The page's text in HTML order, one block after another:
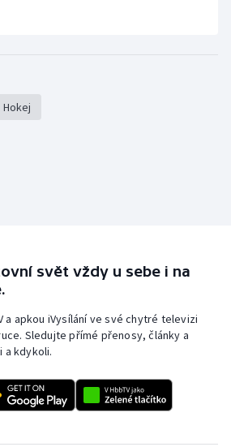
Hokej
svět vždy u sebe i na
a apkou iVysílání ve své chytré televizi
Sledujte přímé přenosy, články a
a kdykoli.